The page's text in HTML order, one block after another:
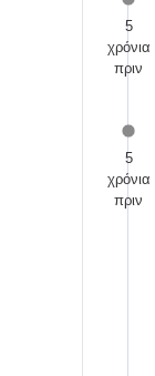
5
χρόνια
πριν
5
χρόνια
πριν